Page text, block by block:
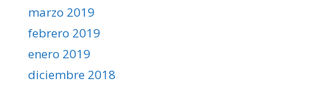
marzo 2019
febrero 2019
enero 2019
diciembre 2018